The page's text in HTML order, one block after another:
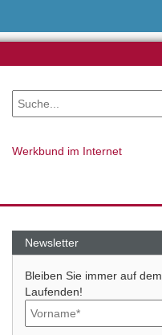
Werkbund im Internet
Newsletter
Bleiben Sie immer auf dem
Laufenden!